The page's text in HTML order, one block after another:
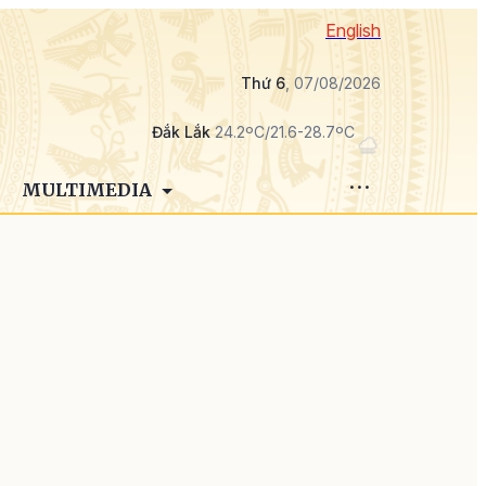
English
Thứ 6, 07/08/2026
Đắk Lắk24.2ºC/21.6-28.7ºC
MULTIMEDIA